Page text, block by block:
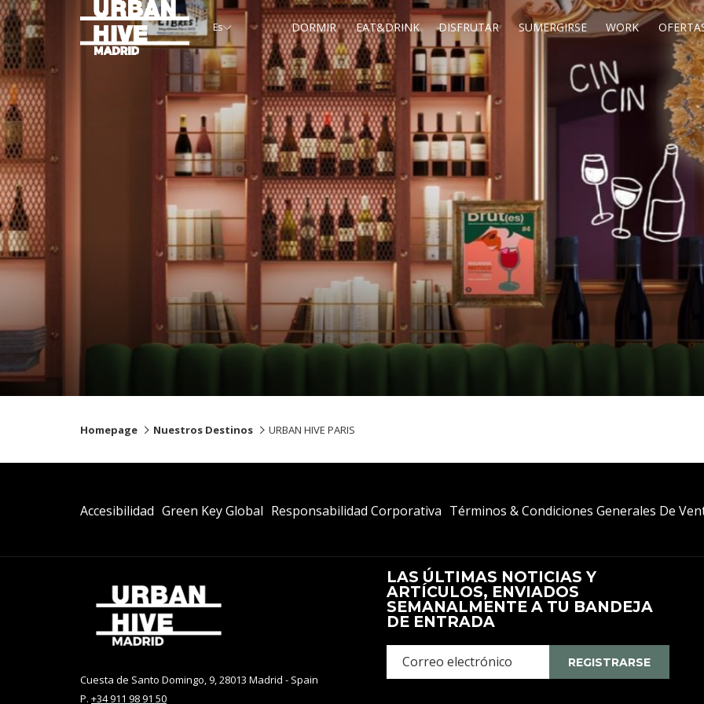
Es DORMIR EAT&DRINK DISFRUTAR SUMERGIRSE WORK
Homepage Nuestros Destinos URBAN HIVE PARIS
Accesibilidad Abre
Pestaña
Green Key Global Abre
Responsabilidad Corporativa Términos & Condiciones Generales De
Cuesta de Santo Domingo, 9, 28013 Madrid - Spain
P. +34 911 98 91 50
LAS ÚLTIMAS NOTICIAS Y
ARTÍCULOS, ENVIADOS
SEMANALMENTE A TU BANDEJA
DE ENTRADA
REGISTRARSE